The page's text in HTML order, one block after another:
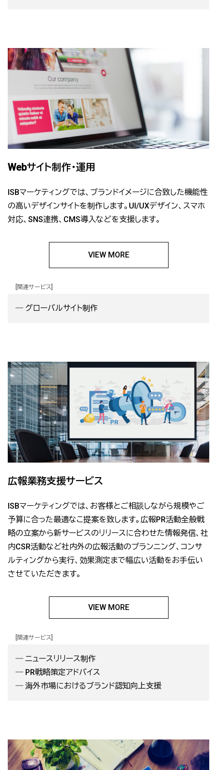
Webサイト制作・運用
ISBマーケティングでは、ブランドイメージに合致した機能性
の高いデザインサイトを制作します。UI/UXデザイン、スマホ
対応、SNS連携、CMS導入などを支援します。
VIEW MORE
[関連サービス]
― グローバルサイト制作
広報業務支援サービス
ISBマーケティングでは、お客様とご相談しながら規模やご
予算に合った最適なこ提案を致します。広報PR活動全般戦
略の立案から新サービスのリリースに合わせた情報発信、社
内CSR活動など社内外の広報活動のプランニング、コンサ
ルティングから実行、効果測定まで幅広い活動をお手伝い
させていただきます。
VIEW MORE
[関連サービス]
― ニュースリリース制作
― PR戦略策定アドバイス
― 海外市場におけるブランド認知向上支援